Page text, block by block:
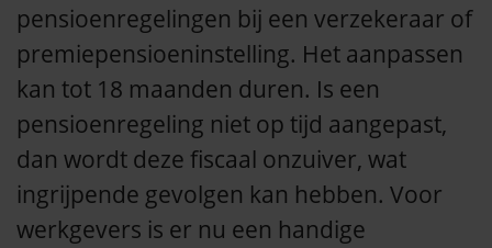
pensioenregelingen bij een verzekeraar of
premiepensioeninstelling. Het aanpassen
kan tot 18 maanden duren. Is een
pensioenregeling niet op tijd aangepast,
dan wordt deze fiscaal onzuiver, wat
ingrijpende gevolgen kan hebben. Voor
werkgevers is er nu een handige